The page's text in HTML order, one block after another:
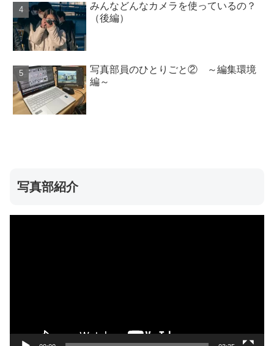
みんなどんなカメラを使っているの？
（後編）
写真部員のひとりごと② ～編集環境
編～
写真部紹介